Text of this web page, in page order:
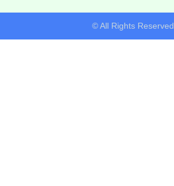
© All Rights Reserved.